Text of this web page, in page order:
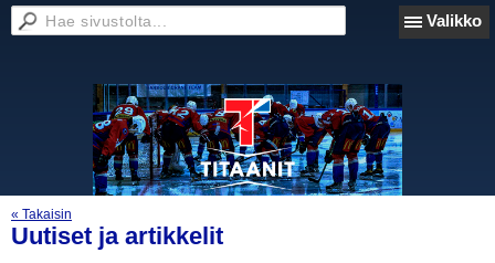
Valikko
« Takaisin
Uutiset ja artikkelit